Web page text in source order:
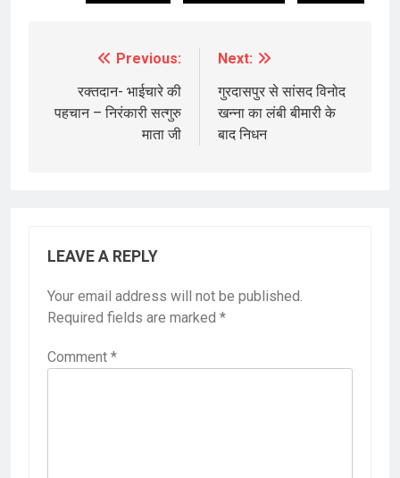
navigation
Previous:
रक्तदान- भाईचारे की
पहचान – निरंकारी सत्गुरु
माता जी
Next:
गुरदासपुर से सांसद विनोद
खन्ना का लंबी बीमारी के
बाद निधन
LEAVE A REPLY
Your email address will not be published.
Required fields are marked *
Comment *